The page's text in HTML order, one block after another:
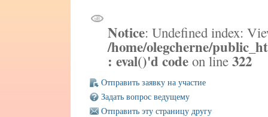
Notice: Undefined index:
/home/olegcherne/
: eval()'d codeon line 322
Отправить заявку на участие
Задать вопрос ведущему
Отправить эту страницу другу